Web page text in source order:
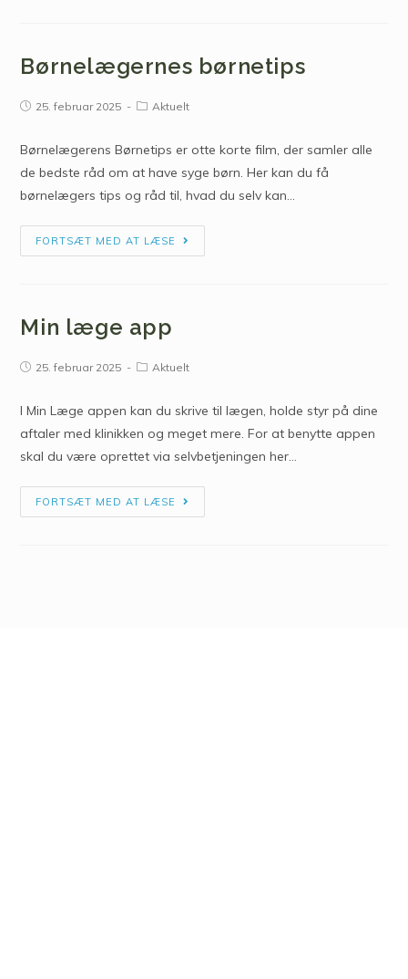
Børnelægernes børnetips
25. februar 2025 Aktuelt
Børnelægerens Børnetips er otte korte film, der samler alle
de bedste råd om at have syge børn. Her kan du få
børnelægers tips og råd til, hvad du selv kan…
FORTSÆT MED AT LÆSE
Min læge app
25. februar 2025 Aktuelt
I Min Læge appen kan du skrive til lægen, holde styr på dine
aftaler med klinikken og meget mere. For at benytte appen
skal du være oprettet via selvbetjeningen her…
FORTSÆT MED AT LÆSE